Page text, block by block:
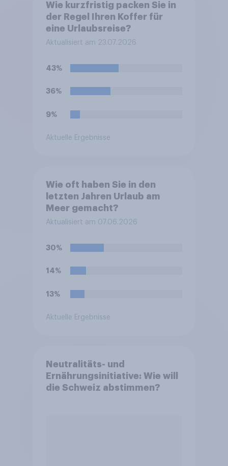
Wie kurzfristig packen Sie in
der Regel Ihren Koffer für
eine Urlaubsreise?
Aktualisiert am 23.07.2026
43%
36%
9%
Aktuelle Ergebnisse
Wie oft haben Sie in den
letzten Jahren Urlaub am
Meer gemacht?
Aktualisiert am 07.06.2026
30%
14%
13%
Aktuelle Ergebnisse
Neutralitäts- und
Ernährungsinitiative: Wie will
die Schweiz abstimmen?